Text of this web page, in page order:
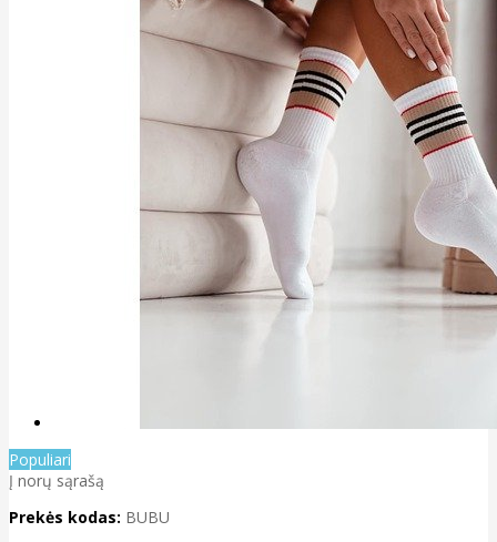
Populiari
Į norų sąrašą
Prekės kodas: BUBU